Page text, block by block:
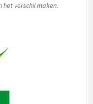
het verschil maken.